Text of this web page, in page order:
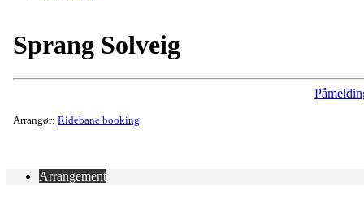
Sprang Solveig
Arrangør: Ridebane booking
Arrangement